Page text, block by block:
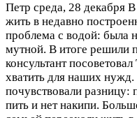
Петр среда, 28 декабря В
жить в недавно
проблема с водой: была
мутной. В итоге решили
консультант
хватить для наших нужд.
почувствовали разницу:
пить и нет накипи.